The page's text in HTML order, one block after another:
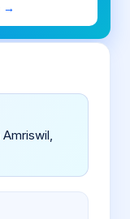
→